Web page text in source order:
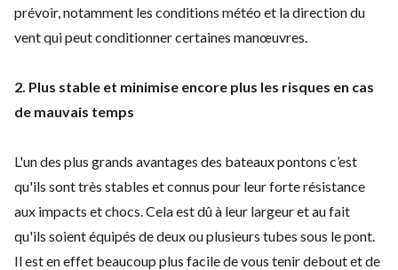
prévoir, notamment les conditions météo et la direction du
vent qui peut conditionner certaines manœuvres.
2. Plus stable et minimise encore plus les risques en cas
de mauvais temps
L'un des plus grands avantages des bateaux pontons c’est
qu'ils sont très stables et connus pour leur forte résistance
aux impacts et chocs. Cela est dû à leur largeur et au fait
qu'ils soient équipés de deux ou plusieurs tubes sous le pont.
Il est en effet beaucoup plus facile de vous tenir debout et de